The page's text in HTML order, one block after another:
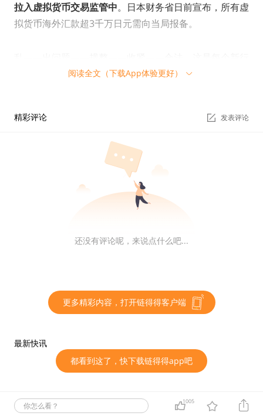
拉入虚拟货币交易监管中。日本财务省日前宣布，所有虚
拟货币海外汇款超3千万日元需向当局报备。
业发展的历程，虚拟货币也好，区块链也好。
几乎都是重大事故推动的。门头沟事件是萌芽，直接促使
日本金融厅颁布《新资金决算法》，而Coincheck是引爆
点，直接将日本虚拟货币交易市场完全暴露在媒体和大众
面前。关于日本金融厅法制化进程，请参考链得得之前文
【链得得独家】全球首例数字货币及ICO监管方案全
价值5亿美金的新经币失窃，正好赶上比特币顶峰，全世
复盘命途多舛的Coincheck失窃案与各方反应
M），随即冻结用户提现。具体细节经过请参看链得得A
PP之前文章：受黑客攻击，日本第二大虚拟币交易平台C
oincheck约5.33亿美元新经币不翼而飞。
当天Coincheck创始人田晃一良、联合创始人大塚雄介携
阅读全文（下载App体验更好）
精彩评论 发表评论
还没有评论呢，来说点什么吧...
更多精彩内容，打开链得得客户端
最新快讯
都看到这了，快下载链得得app吧
你怎么看？ 1005